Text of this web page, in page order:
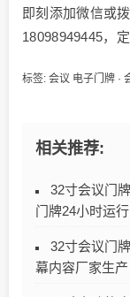
即刻添加微信或
18098949445，
标签: 会议 电子门牌 ·
相关推荐:
32寸会议门
门牌24小时运行
32寸会议门
幕内容厂家生产